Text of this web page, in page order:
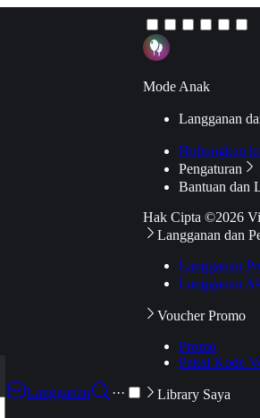
Langganan
···
Mode Anak
Langganan
Hubungkan
Pengaturan
Bantuan dan
Hak Cipta ©2026
Langganan dan
Langganan
Langganan
Voucher Promo
Promo
Pakai Kode
Library Saya